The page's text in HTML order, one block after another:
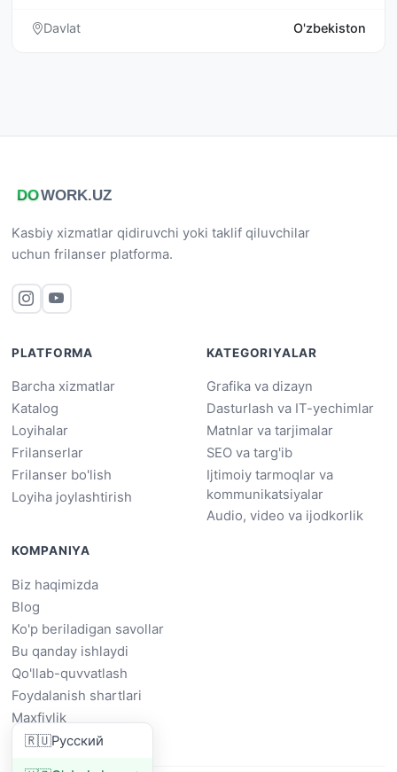
Davlat O'zbekiston
Kasbiy xizmatlar qidiruvchi yoki taklif qiluvchilar
uchun frilanser platforma.
PLATFORMA
Barcha xizmatlar
Katalog
Loyihalar
Frilanserlar
Frilanser bo'lish
Loyiha joylashtirish
KATEGORIYALAR
Grafika va dizayn
Dasturlash va IT-yechimlar
Matnlar va tarjimalar
SEO va targ'ib
Ijtimoiy tarmoqlar va
kommunikatsiyalar
Audio, video va ijodkorlik
KOMPANIYA
Biz haqimizda
Blog
Ko'p beriladigan savollar
Bu qanday ishlaydi
Qo'llab-quvvatlash
Foydalanish shartlari
Maxfiylik
🇷🇺Русский